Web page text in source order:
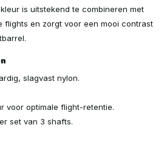
is uitstekend te combineren met
flights en zorgt voor een mooi contrast
slagvast nylon.
voor optimale flight-retentie.
set van 3 shafts.